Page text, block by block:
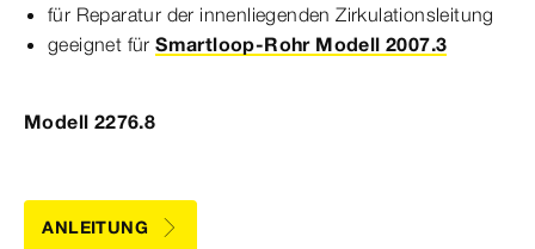
für Reparatur der innen­liegenden Zirku­lationsleitung
geeignet fürSmartloop-Rohr Modell 2007.3
Modell 2276.8
ANLEITUNG